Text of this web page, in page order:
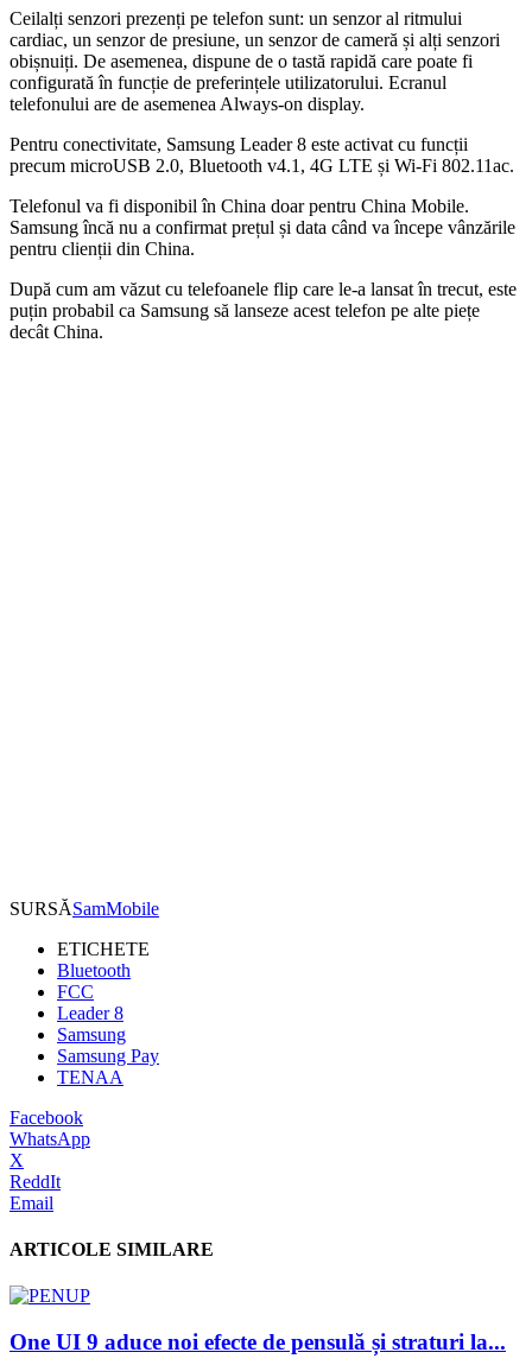
Ceilalți senzori prezenți pe telefon sunt: un senzor al ritmului
cardiac, un senzor de presiune, un senzor de cameră și alți senzori
obișnuiți. De asemenea, dispune de o tastă rapidă care poate fi
configurată în funcție de preferințele utilizatorului. Ecranul
telefonului are de asemenea Always-on display.
Pentru conectivitate, Samsung Leader 8 este activat cu funcții
precum microUSB 2.0, Bluetooth v4.1, 4G LTE și Wi-Fi 802.11ac.
Telefonul va fi disponibil în China doar pentru China Mobile.
Samsung încă nu a confirmat prețul și data când va începe vânzările
pentru clienții din China.
După cum am văzut cu telefoanele flip care le-a lansat în trecut, este
puțin probabil ca Samsung să lanseze acest telefon pe alte piețe
decât China.
SURSĂSamMobile
ETICHETE
Bluetooth
FCC
Leader 8
Samsung
Samsung Pay
TENAA
Facebook
WhatsApp
X
ReddIt
Email
ARTICOLE SIMILARE
One UI 9 aduce noi efecte de pensulă și straturi la...